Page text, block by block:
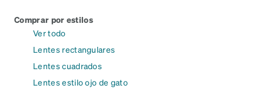
Comprar por estilos
Ver todo
Lentes rectangulares
Lentes cuadrados
Lentes estilo ojo de gato